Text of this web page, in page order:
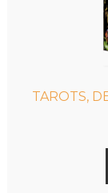
TAROTS,